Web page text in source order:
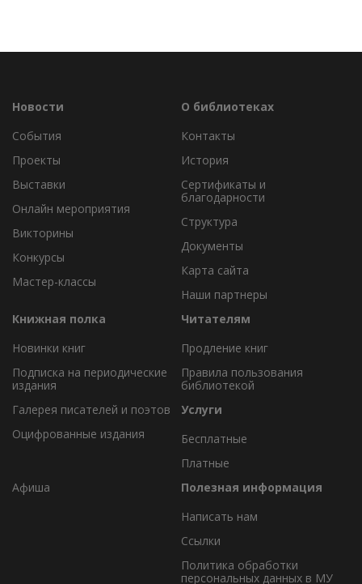
Новости
События
Проекты
Выставки
Онлайн мероприятия
Викторины
Конкурсы
Мастер-классы
О библиотеках
Контакты
История
Сертификаты и
благодарности
Структура
Документы
Карта сайта
Наши партнеры
Книжная полка
Новинки книг
Подписка на периодические
издания
Галерея писателей и поэтов
Оцифрованные издания
Читателям
Продление книг
Правила пользования
библиотекой
Услуги
Бесплатные
Платные
Афиша
Полезная информация
Написать нам
Ссылки
Политика обработки
персональных данных в МУ